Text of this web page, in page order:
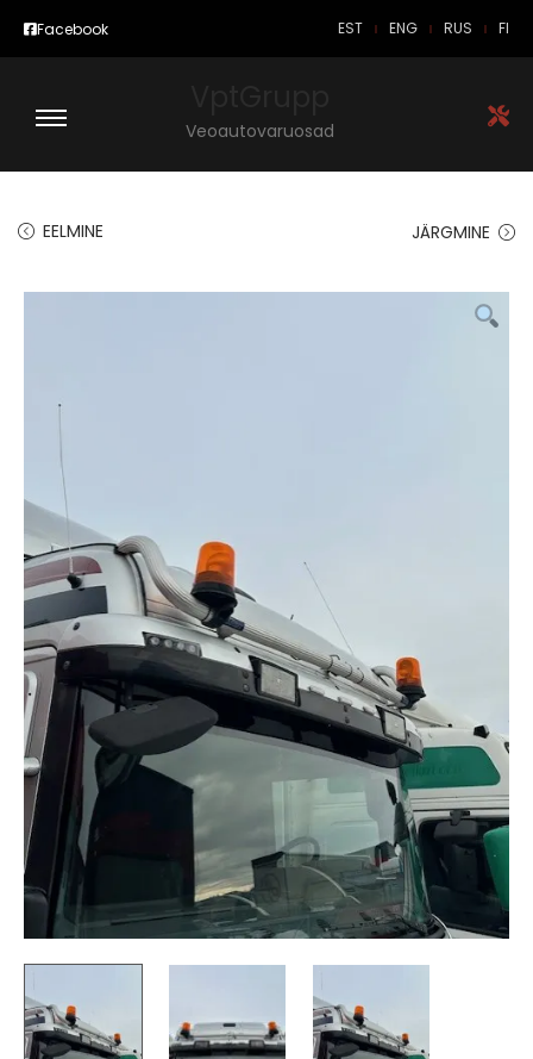
Facebook EST ENG RUS FI
Veoautovaruosad
EELMINE JÄRGMINE